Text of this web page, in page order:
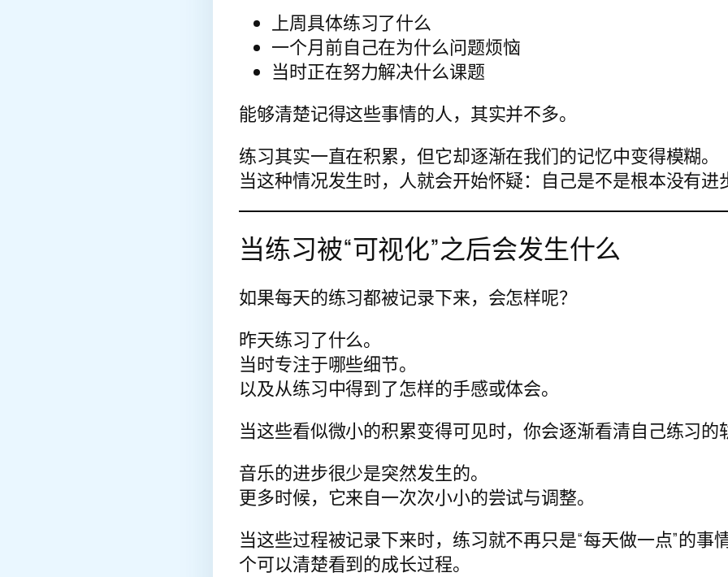
上周具体练习了什么
一个月前自己在为什么问题烦恼
当时正在努力解决什么课题
能够清楚记得这些事情的人，其实并不多。
练习其实一直在积累，但它却逐渐在我们的记忆中变得模糊。
当这种情况发生时，人就会开始怀疑：自己是不是根本没有进
当练习被“可视化”之后会发生什么
如果每天的练习都被记录下来，会怎样呢？
昨天练习了什么。
当时专注于哪些细节。
以及从练习中得到了怎样的手感或体会。
当这些看似微小的积累变得可见时，你会逐渐看清自己练习的
音乐的进步很少是突然发生的。
更多时候，它来自一次次小小的尝试与调整。
当这些过程被记录下来时，练习就不再只是“每天做一点”的事
个可以清楚看到的成长过程。